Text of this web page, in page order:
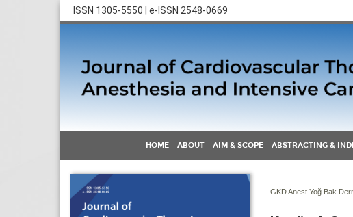
ISSN 1305-5550 | e-ISSN 2548-0669
HOME ABOUT AIM & SCOPE ABSTRACTING &
GKD Anest Yoğ Bak